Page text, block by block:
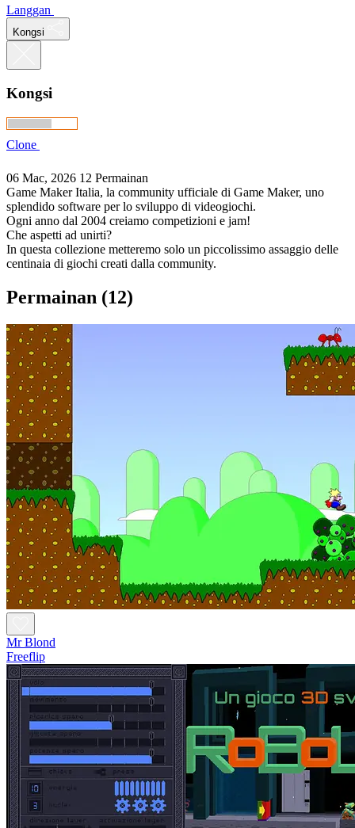
Langgan
Kongsi
Kongsi
Clone
06 Mac, 2026 12 Permainan
Game Maker Italia, la community ufficiale di Game Maker, uno
splendido software per lo sviluppo di videogiochi.
Ogni anno dal 2004 creiamo competizioni e jam!
Che aspetti ad unirti?
In questa collezione metteremo solo un piccolissimo assaggio delle
centinaia di giochi creati dalla community.
Permainan (12)
Mr Blond
Freeflip